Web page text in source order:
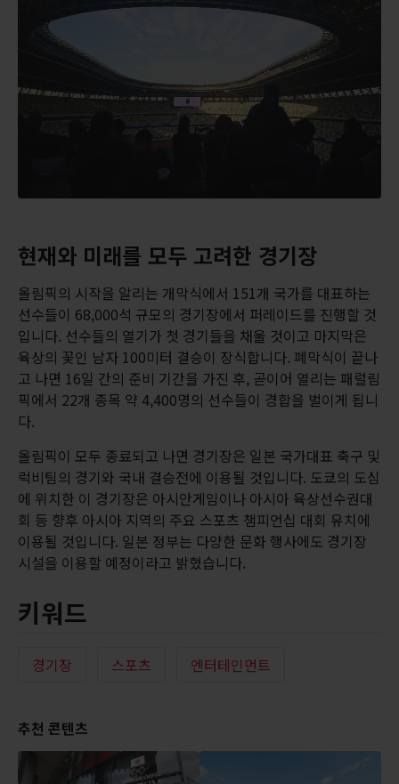
현재와 미래를 모두 고려한 경기장
올림픽의 시작을 알리는 개막식에서 151개 국가를 대표하는
선수들이 68,000석 규모의 경기장에서 퍼레이드를 진행할 것
입니다. 선수들의 열기가 첫 경기들을 채울 것이고 마지막은
육상의 꽃인 남자 100미터 결승이 장식합니다. 폐막식이 끝나
고 나면 16일 간의 준비 기간을 가진 후, 곧이어 열리는 패럴림
픽에서 22개 종목 약 4,400명의 선수들이 경합을 벌이게 됩니
다.
올림픽이 모두 종료되고 나면 경기장은 일본 국가대표 축구 및
럭비팀의 경기와 국내 결승전에 이용될 것입니다. 도쿄의 도심
에 위치한 이 경기장은 아시안게임이나 아시아 육상선수권대
회 등 향후 아시아 지역의 주요 스포츠 챔피언십 대회 유치에
이용될 것입니다. 일본 정부는 다양한 문화 행사에도 경기장
시설을 이용할 예정이라고 밝혔습니다.
키워드
경기장 스포츠 엔터테인먼트
추천 콘텐츠